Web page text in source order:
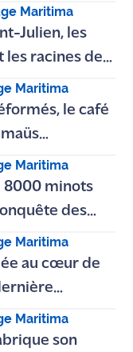
pris d'assaut
Maritima
Julien, les
les racines de
Maritima
le café
les coeurs
Maritima
8000 minots
des
Maritima
au cœur de
de boules de
Maritima
son